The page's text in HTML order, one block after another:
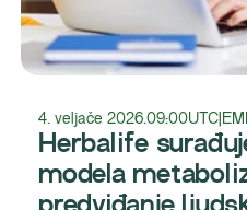
4. veljače 2026.09:00UTC
Herbalife
modela